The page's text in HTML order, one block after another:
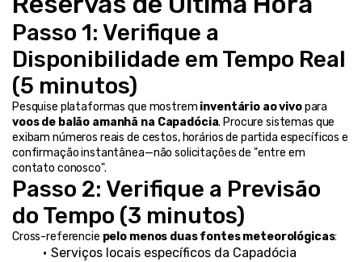
Passo 1: Verifique a
Disponibilidade em Tempo Real
(5 minutos)
Pesquise plataformas que mostrem inventário ao vivo
voos de balão amanhã na Capadócia. Procure sistemas que
exibam números reais de cestos, horários de partida específicos e
confirmação instantânea—não solicitações de "entre em
contato conosco".
Passo 2: Verifique a Previsão
do Tempo (3 minutos)
Cross-referencie pelo menos duas fontes meteorológicas:
Serviços locais específicos da Capadócia